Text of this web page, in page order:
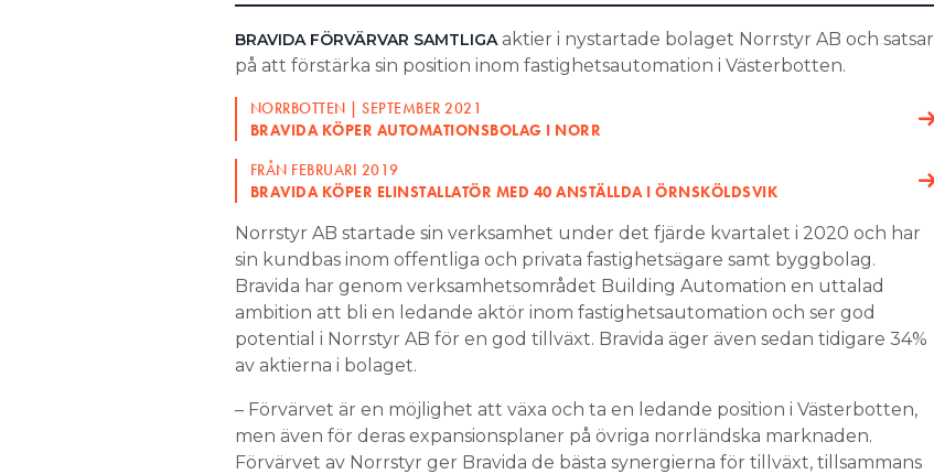
BRAVIDA FÖRVÄRVAR SAMTLIGA aktier i nystartade bolaget Norrstyr AB och satsar
på att förstärka sin position inom fastighetsautomation i Västerbotten.
NORRBOTTEN | SEPTEMBER 2021
BRAVIDA KÖPER AUTOMATIONSBOLAG I NORR
FRÅN FEBRUARI 2019
BRAVIDA KÖPER ELINSTALLATÖR MED 40 ANSTÄLLDA I ÖRNSKÖLDSVIK
Norrstyr AB startade sin verksamhet under det fjärde kvartalet i 2020 och har
sin kundbas inom offentliga och privata fastighetsägare samt byggbolag.
Bravida har genom verksamhetsområdet Building Automation en uttalad
ambition att bli en ledande aktör inom fastighetsautomation och ser god
potential i Norrstyr AB för en god tillväxt. Bravida äger även sedan tidigare 34%
av aktierna i bolaget.
– Förvärvet är en möjlighet att växa och ta en ledande position i Västerbotten,
men även för deras expansionsplaner på övriga norrländska marknaden.
Förvärvet av Norrstyr ger Bravida de bästa synergierna för tillväxt, tillsammans